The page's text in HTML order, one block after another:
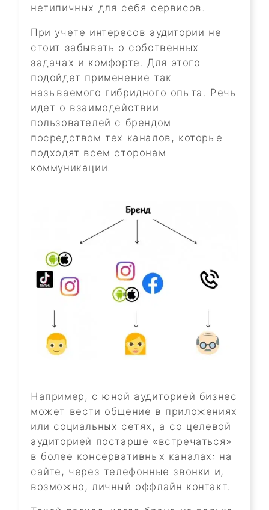
нетипичных для себя сервисов.
При учете интересов аудитории не
стоит забывать о собственных
задачах и комфорте. Для этого
подойдет применение так
называемого гибридного опыта. Речь
идет о взаимодействии
пользователей с брендом
посредством тех каналов, которые
подходят всем сторонам
коммуникации.
Например, с юной аудиторией бизнес
может вести общение в приложениях
или социальных сетях, а со целевой
аудиторией постарше «встречаться»
в более консервативных каналах: на
сайте, через телефонные звонки и,
возможно, личный оффлайн контакт.